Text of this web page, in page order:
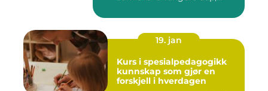
19. jan
Kurs i spesialpedagogikk
kunnskap som gjør en
forskjell i hverdagen